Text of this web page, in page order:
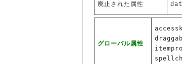
廃止された属性
グローバル属性